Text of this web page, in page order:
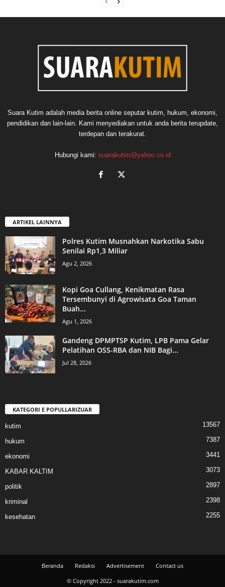
Suara Kutim adalah media berita online seputar kutim, hukum, ekonomi,
pendidikan dan lain-lain. Kami menyediakan untuk anda berita terupdate,
terdepan dan terakurat.
Hubungi kami: suarakutim@yahoo.co.id
ARTIKEL LAINNYA
Polres Kutim Musnahkan Narkotika Sabu
Senilai Rp1,3 Miliar
Agu 2, 2026
Kopi Goa Cullang, Kenikmatan Rasa
Tersembunyi di Agrowisata Goa Taman
Buah...
Agu 1, 2026
Gandeng DPMPTSP Kutim, LPB Pama Gelar
Pelatihan OSS-RBA dan NIB Bagi...
Jul 28, 2026
KATEGORI E POPULLARIZUAR
kutim 13567
hukum 7387
ekonomi 3441
KABAR KALTIM 3073
politik 2897
kriminal 2398
kesehatan 2255
Beranda Redaksi Advertisement
Contact us
© Copyright 2022 - suarakutim.com